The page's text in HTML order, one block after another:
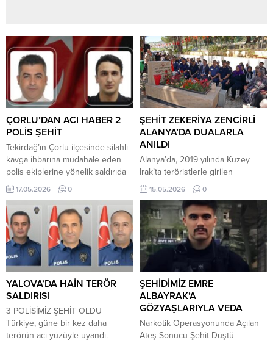
ÇORLU’DAN ACI HABER 2
POLİS ŞEHİT
Tekirdağ’ın Çorlu ilçesinde silahlı
kavga ihbarına müdahale eden
polis ekiplerine yönelik saldırıda
polis memurları Emrah Koç ve
Erkan Tütüncüler şehit oldu. Olay,
Reşadiye Mahallesi Kumyol
Caddesi üzerindeki bir iş
merkezinde meydana geldi.
İddiaya göre olay yerindeki
şüpheli şahsın ateş açması
sonucu iki polis memuru ağır
yaralandı. Hastaneye kaldırılan
kahraman polisler,...
17.05.2026 0
ŞEHİT ZEKERİYA ZENCİRLİ
ALANYA’DA DUALARLA
ANILDI
Alanya’da, 2019 yılında Kuzey
Irak’ta teröristlerle girilen
çatışmada şehit düşen Uzman
Çavuş Zekeriya Zencirli,
şehadetinin 7’nci sene-i
devriyesinde düzenlenen
programla anıldı. EMŞAV Alanya
İlçe Başkanlığı tarafından
gerçekleştirilen programda duygu
dolu anlar yaşandı. Emniyet
Teşkilatı Vazife Malulü ve Şehit
Aileleri Vakfı (EMŞAV) Alanya İlçe
Başkanlığı öncülüğünde Alanya
Garnizon Şehitliği’nde
düzenlenen anma...
15.05.2026 0
YALOVA’DA HAİN TERÖR
SALDIRISI
3 POLİSİMİZ ŞEHİT OLDU
Türkiye, güne bir kez daha
terörün acı yüzüyle uyandı.
ŞEHİDİMİZ EMRE
ALBAYRAK’A
GÖZYAŞLARIYLA VEDA
Narkotik Operasyonunda Açılan
Ateş Sonucu Şehit Düştü